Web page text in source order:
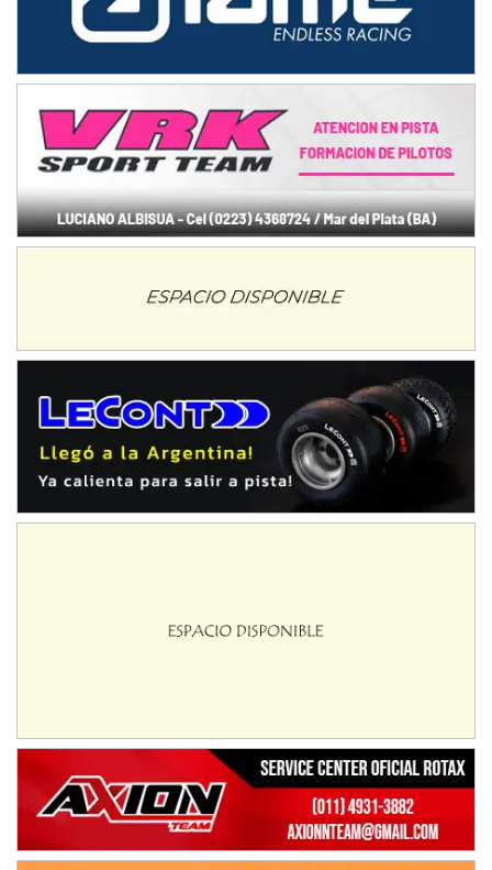
Humboldt (Santa Fe)
Ciudad de Avellaneda (Asfalto)
SUR SANTAFESINO - F4
José Samuel Sánchez (Tierra)
TUCUMANO - F5
Juan Navarro (Asfalto)